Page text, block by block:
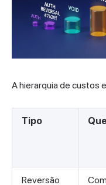
A hierarquia de custos
Tipo
Reversão